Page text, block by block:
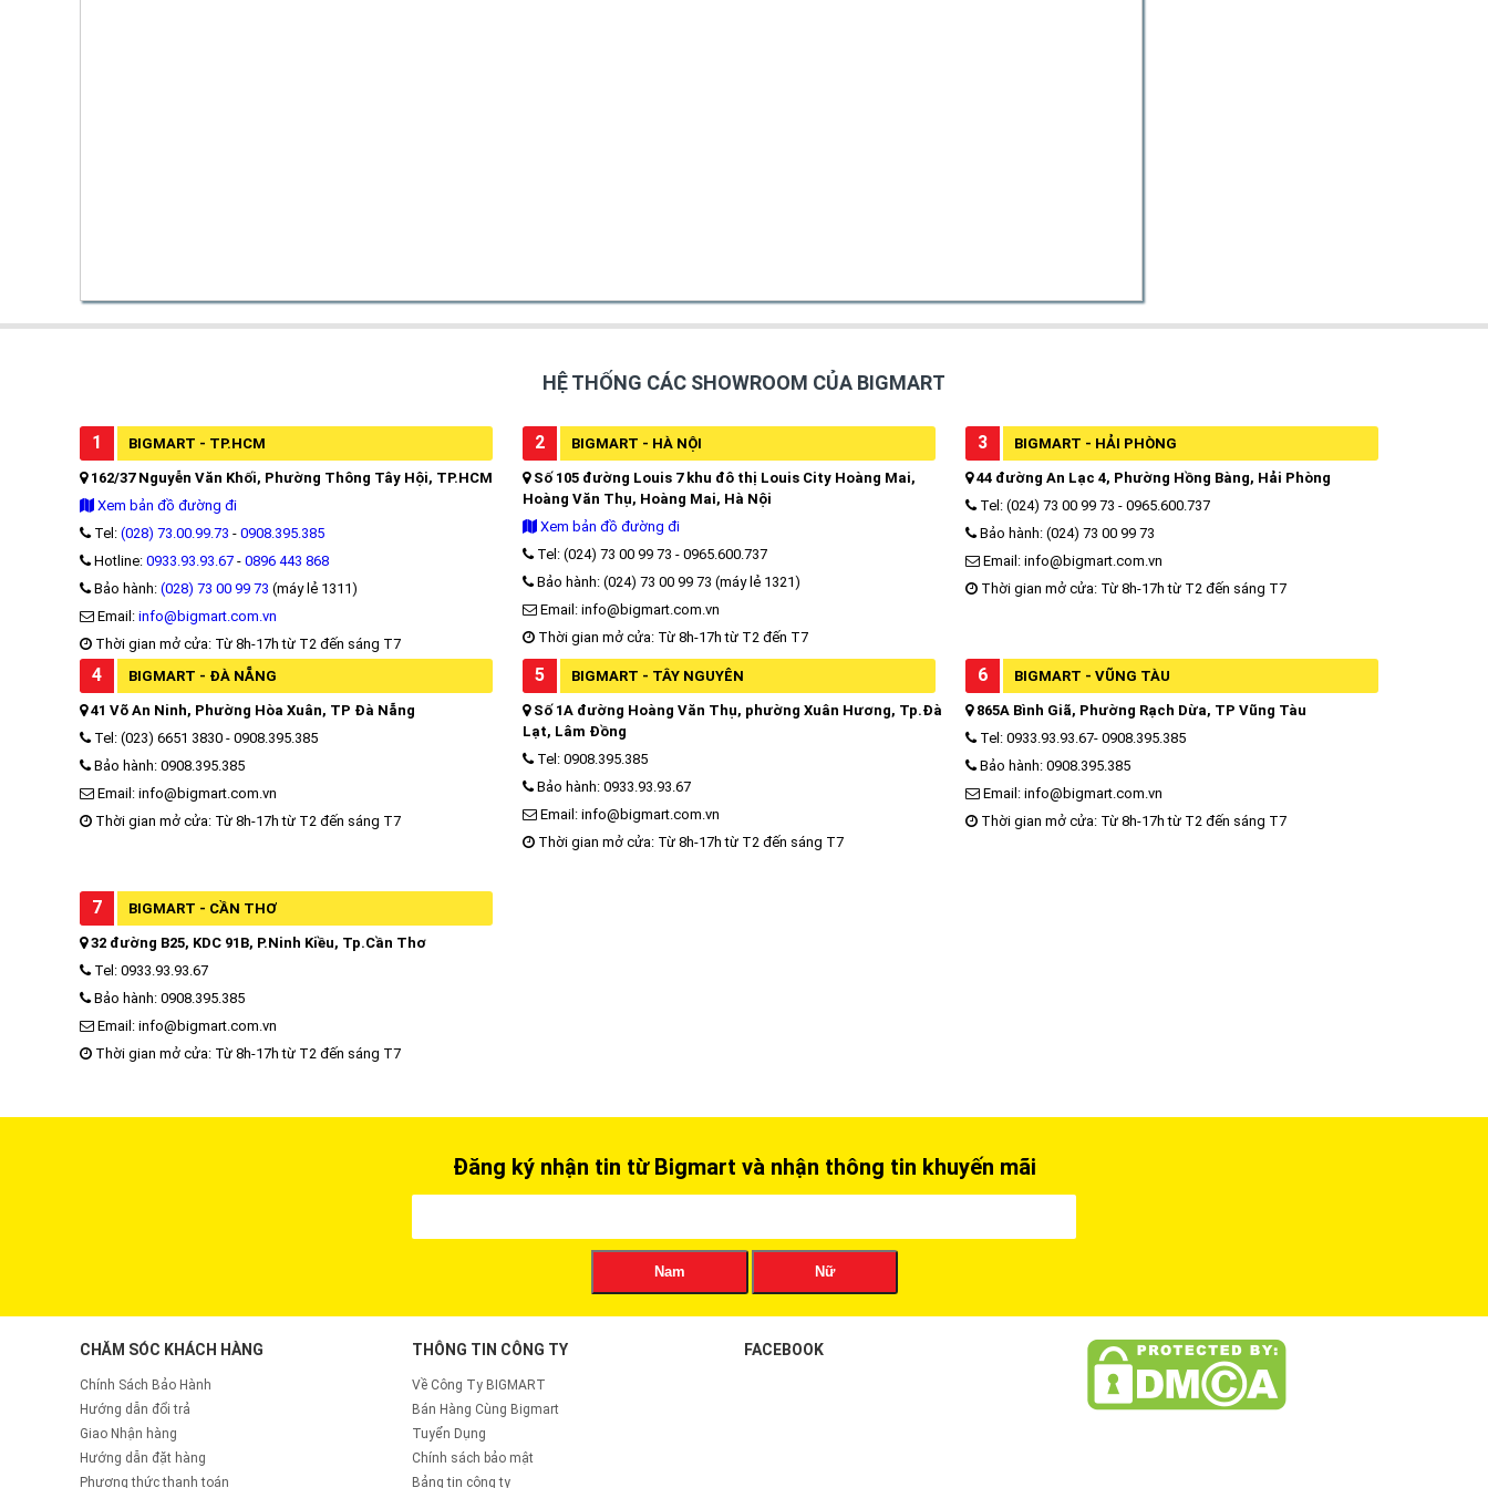
HỆ THỐNG CÁC SHOWROOM CỦA BIGMART
1 BIGMART - TP.HCM
162/37 Nguyễn Văn Khối, Phường Thông Tây Hội, TP.HCM
Xem bản đồ đường đi
Tel: (028) 73.00.99.73 - 0908.395.385
Hotline: 0933.93.93.67 - 0896 443 868
Bảo hành: (028) 73 00 99 73 (máy lẻ 1311)
Email: info@bigmart.com.vn
Thời gian mở cửa: Từ 8h-17h từ T2 đến sáng T7
2 BIGMART - HÀ NỘI
Số 105 đường Louis 7 khu đô thị Louis City Hoàng Mai,
Hoàng Văn Thụ, Hoàng Mai, Hà Nội
Xem bản đồ đường đi
Tel: (024) 73 00 99 73 - 0965.600.737
Bảo hành: (024) 73 00 99 73 (máy lẻ 1321)
Email: info@bigmart.com.vn
Thời gian mở cửa: Từ 8h-17h từ T2 đến T7
3 BIGMART - HẢI PHÒNG
44 đường An Lạc 4, Phường Hồng Bàng, Hải Phòng
Tel: (024) 73 00 99 73 - 0965.600.737
Bảo hành: (024) 73 00 99 73
Email: info@bigmart.com.vn
Thời gian mở cửa: Từ 8h-17h từ T2 đến sáng T7
4 BIGMART - ĐÀ NẴNG
41 Võ An Ninh, Phường Hòa Xuân, TP Đà Nẵng
Tel: (023) 6651 3830 - 0908.395.385
Bảo hành: 0908.395.385
Email: info@bigmart.com.vn
Thời gian mở cửa: Từ 8h-17h từ T2 đến sáng T7
5 BIGMART - TÂY NGUYÊN
Số 1A đường Hoàng Văn Thụ, phường Xuân Hương, Tp.Đà
Lạt, Lâm Đồng
Tel: 0908.395.385
Bảo hành: 0933.93.93.67
Email: info@bigmart.com.vn
Thời gian mở cửa: Từ 8h-17h từ T2 đến sáng T7
6 BIGMART - VŨNG TÀU
865A Bình Giã, Phường Rạch Dừa, TP Vũng Tàu
Tel: 0933.93.93.67- 0908.395.385
Bảo hành: 0908.395.385
Email: info@bigmart.com.vn
Thời gian mở cửa: Từ 8h-17h từ T2 đến sáng T7
7 BIGMART - CẦN THƠ
32 đường B25, KDC 91B, P.Ninh Kiều, Tp.Cần Thơ
Tel: 0933.93.93.67
Bảo hành: 0908.395.385
Email: info@bigmart.com.vn
Thời gian mở cửa: Từ 8h-17h từ T2 đến sáng T7
Đăng ký nhận tin từ Bigmart và nhận thông tin khuyến mãi
Nam Nữ
CHĂM SÓC KHÁCH HÀNG
Chính Sách Bảo Hành
Hướng dẫn đổi trả
Giao Nhận hàng
Hướng dẫn đặt hàng
Phương thức thanh toán
THÔNG TIN CÔNG TY
Về Công Ty BIGMART
Bán Hàng Cùng Bigmart
Tuyển Dụng
Chính sách bảo mật
Bảng tin công ty
FACEBOOK